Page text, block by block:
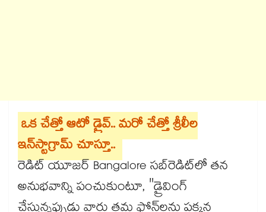
ఒక చేత్తో ఆటో డ్రైవ్.. మరో చేత్తో శ్రీలీల
ఇన్‌స్టాగ్రామ్ చూస్తూ..
రెడిట్ యూజర్ Bangalore సబ్‌రెడిట్‌లో తన
అనుభవాన్ని పంచుకుంటూ, "డ్రైవింగ్